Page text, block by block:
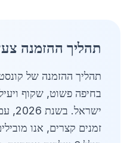
תהליך ההזמנה
תהליך ההזמנה של
בחיפה פשוט, שקוף
זמנים קצרים, אנו